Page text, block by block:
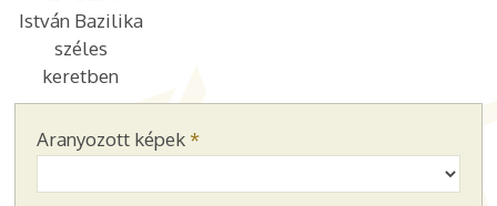
István Bazilika
széles
keretben
Aranyozott képek *